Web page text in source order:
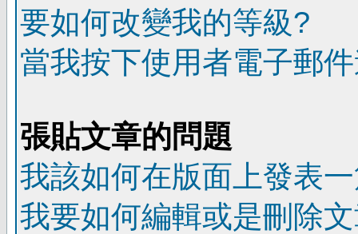
要如何改變我的等級?
當我按下使用者電子郵
張貼文章的問題
我該如何在版面上發表
我要如何編輯或是刪除